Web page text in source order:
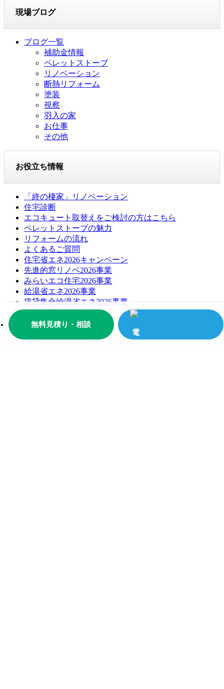
無料見積り・相談
現場ブログ
ブログ一覧
補助金情報
ペレットストーブ
リノベーション
断熱リフォーム
塗装
視察
羽入の家
お仕事
その他
お役立ち情報
「終の棲家」リノベーション
住宅診断
エコキュート取替えをご検討の方はこちら
ペレットストーブの魅力
リフォームの流れ
よくあるご質問
住宅省エネ2026キャンペーン
先進的窓リノベ2026事業
みらいエコ住宅2026事業
給湯省エネ2026事業
賃貸集合給湯省エネ2026事業
お問い合わせ